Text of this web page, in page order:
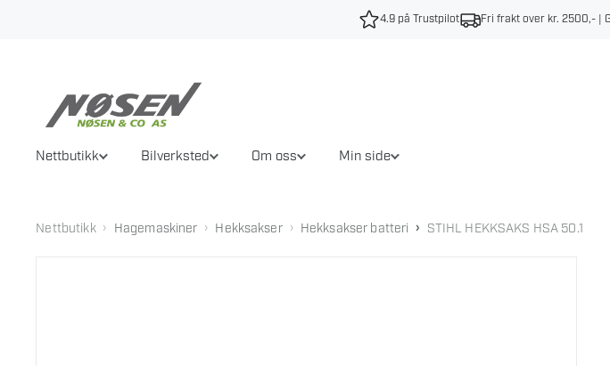
4.9 på Trustpilot Fri frakt over kr. 2500,- |
Nettbutikk Bilverksted Om oss Min side
Nettbutikk › Hagemaskiner › Hekksakser › Hekksakser batteri › STIHL HEKKSAKS HSA 50.1